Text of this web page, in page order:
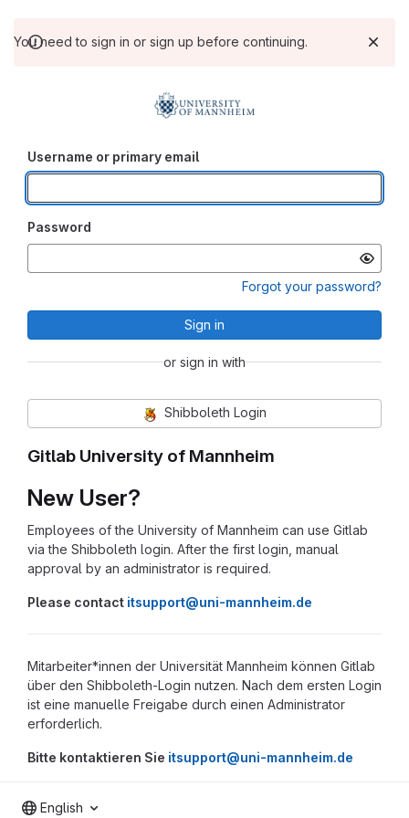
You need to sign in or sign up before continuing.
Gitlab University of Mannheim
New User?
Employees of the University of Mannheim can use Gitlab
via the Shibboleth login. After the first login, manual
approval by an administrator is required.
Please contact itsupport@uni-mannheim.de
Mitarbeiter*innen der Universität Mannheim können Gitlab
über den Shibboleth-Login nutzen. Nach dem ersten Login
ist eine manuelle Freigabe durch einen Administrator
erforderlich.
Bitte kontaktieren Sie itsupport@uni-mannheim.de
Username or primary email
Password
Forgot your password?
Sign in
or sign in with
Shibboleth Login
English